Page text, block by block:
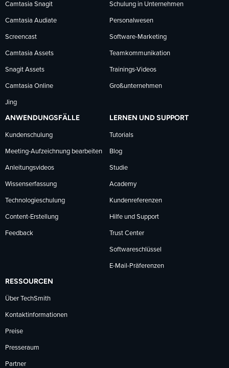
folgenfolgen
Camtasia Snagit
Camtasia Audiate
Screencast
Camtasia Assets
Snagit Assets
Camtasia Online
Jing
Schulung in Unternehmen
Personalwesen
Software-Marketing
Teamkommunikation
Trainings-Videos
Großunternehmen
ANWENDUNGSFÄLLE
Kundenschulung
Meeting-Aufzeichnung bearbeiten
Anleitungsvideos
Wissenserfassung
Technologieschulung
Content-Erstellung
Feedback
LERNEN UND SUPPORT
Tutorials
Blog
Studie
Academy
Kundenreferenzen
Hilfe und Support
Trust Center
Softwareschlüssel
E-Mail-Präferenzen
RESSOURCEN
Über TechSmith
Kontaktinformationen
Preise
Presseraum
Partner